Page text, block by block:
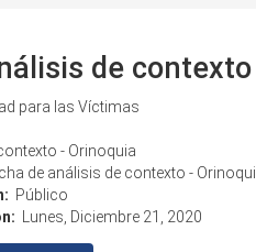
de
para las Víctimas
- Orinoquia
de análisis de contexto -
Público
Lunes, Diciembre 21, 2020